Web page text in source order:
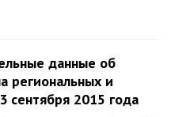
данные об
региональных и
сентября 2015 года